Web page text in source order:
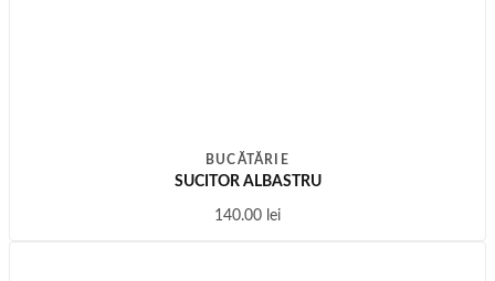
BUCĂTĂRIE
SUCITOR ALBASTRU
140.00 lei